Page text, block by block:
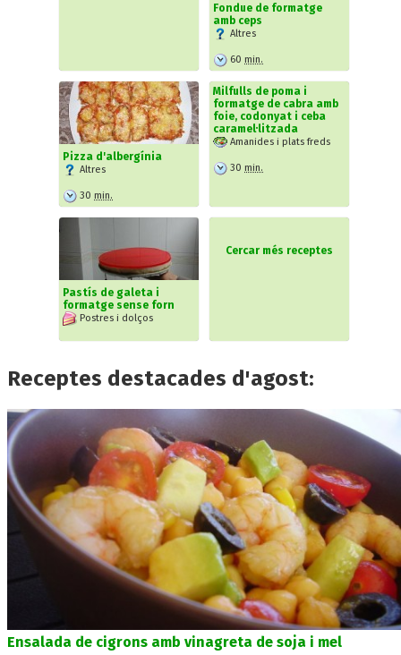
Fondue de formatge
amb ceps
Altres
60 min.
Pizza d'albergínia
Altres
30 min.
Milfulls de poma i
formatge de cabra amb
foie, codonyat i ceba
caramel·litzada
Amanides i plats freds
30 min.
Pastís de galeta i
formatge sense forn
Postres i dolços
Cercar més receptes
Receptes destacades d'agost:
Ensalada de cigrons amb vinagreta de soja i mel